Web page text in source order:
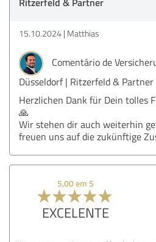
15.10.2024 Matthias
Comentário de
Düsseldorf | Ritzerfeld & Partner
Herzlichen Dank für Dein tolles
🙏
Wir stehen dir auch weiterhin
freuen uns auf die zukünftige
5,00 em 5
EXCELENTE